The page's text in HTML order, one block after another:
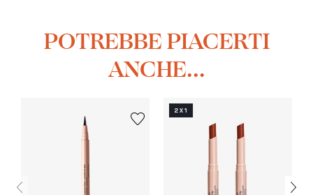
POTREBBE PIACERTI
ANCHE...